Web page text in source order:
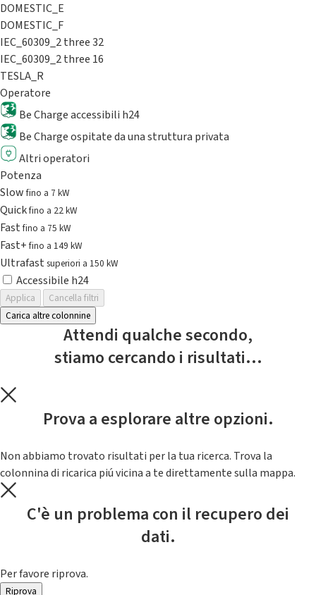
DOMESTIC_E
DOMESTIC_F
IEC_60309_2 three 32
IEC_60309_2 three 16
TESLA_R
Operatore
Be Charge accessibili h24
Be Charge ospitate da una struttura privata
Altri operatori
Potenza
Slowfino a 7 kW
Quickfino a 22 kW
Fastfino a 75 kW
Fast+fino a 149 kW
Ultrafast superiori a 150 kW
Accessibile h24
Applica
Cancella filtri
Carica altre colonnine
Attendi qualche secondo,
stiamo cercando i risultati...
Prova a esplorare altre opzioni.
Non abbiamo trovato risultati per la tua ricerca. Trova la
colonnina di ricarica piú vicina a te direttamente sulla mappa.
C'è un problema con il recupero dei
dati.
Per favore riprova.
Riprova